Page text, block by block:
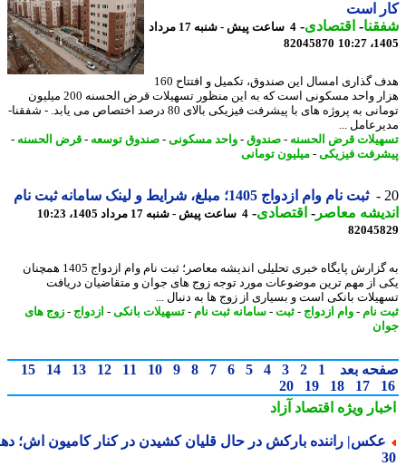
است
-اقتصادی-
4 ساعت پیش - شنبه 17 مرداد
82045870
هدف گذاری امسال این صندوق، تکمیل و افتتاح 160
هزار واحد مسکونی است که به این منظور تسهیلات قرض الحسنه 200 میلیون
تومانی به پروژه های با پیشرفت فیزیکی بالای 80 درصد اختصاص می یابد. - شفقنا-
...
قرض الحسنه-صندوق-واحد مسکونی-صندوق توسعه-قرض الحسنه-
فیزیکی -میلیون تومانی
ثبت نام وام ازدواج 1405؛ مبلغ، شرایط و لینک سامانه ثبت نام
معاصر-اقتصادی-4 ساعت پیش - شنبه 17 مرداد 1405، 10:23
به گزارش پایگاه خبری تحلیلی اندیشه معاصر؛ ثبت نام وام ازدواج 1405 همچنان
از مهم ترین موضوعات مورد توجه زوج های جوان و متقاضیان دریافت
بانکی است و بسیاری از زوج ها به دنبال ...
نام-وام ازدواج -ثبت -سامانه ثبت نام-تسهیلات بانکی-ازدواج -زوج های
بعد 1
2
3
4
5
6
7
8
9
10
11
12
13
14
15
17
18
19
20
ویژهاقتصاد آزاد
راننده بارکش در حال قلیان کشیدن در کنار کامیون اش؛ دهه